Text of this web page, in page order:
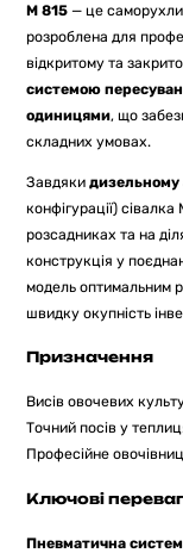
M 815— це
розроблена для
відкритому та
системою
одиницями, що
складних умовах.
Завдяки дизельному
конфігурації)
розсадниках та на
конструкція у
модель оптимальним
швидку окупність
Призначення
Висів овочевих
Точний посів у
Професійне
Ключові
Пневматична